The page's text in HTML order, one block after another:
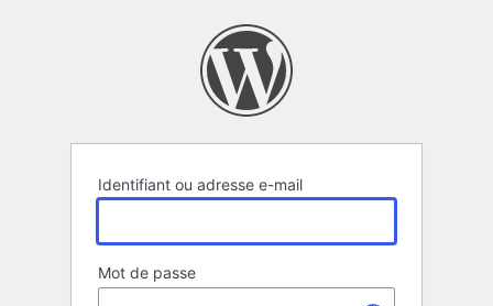
Identifiant ou adresse e-mail
Mot de passe